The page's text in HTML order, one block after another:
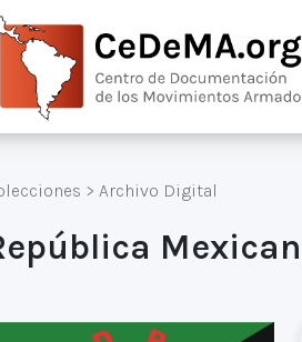
> Archivo Digital